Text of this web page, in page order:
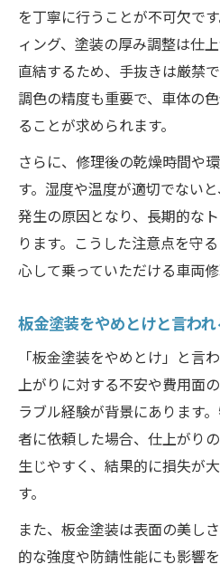
を丁寧に行うことが不可欠で
ィング、塗装の厚み調整は仕
直結するため、手抜きは厳禁
調色の精度も重要で、車体の
ることが求められます。
さらに、修理後の乾燥時間や
す。湿度や温度が適切でない
発生の原因となり、長期的な
ります。こうした注意点を守
心して乗っていただける車両修
板金塗装をやめとけと言わ
「板金塗装をやめとけ」と言
上がりに対する不安や費用面
ラブル経験が背景にあります
者に依頼した場合、仕上がり
生じやすく、結果的に損失が
す。
また、板金塗装は表面の美し
的な強度や防錆性能にも影響